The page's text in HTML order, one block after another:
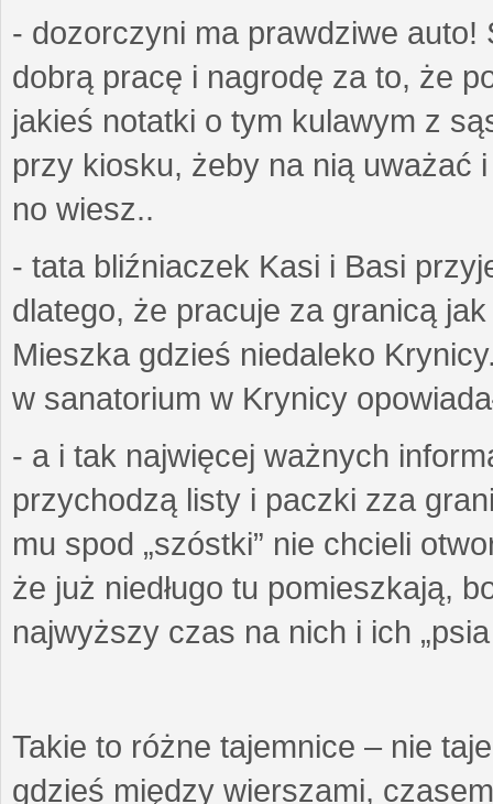
- dozorczyni ma prawdziwe auto!
dobrą pracę i nagrodę za to, że
jakieś notatki o tym kulawym z
przy kiosku, żeby na nią uważać
no wiesz..
- tata bliźniaczek Kasi i Basi
dlatego, że pracuje za granicą
Mieszka gdzieś niedaleko
w sanatorium w Krynicy
- a i tak najwięcej ważnych
przychodzą listy i paczki zza
mu spod „szóstki” nie chcieli
że już niedługo tu pomieszkają,
najwyższy czas na nich i ich
Takie to różne tajemnice – nie
gdzieś między wierszami,